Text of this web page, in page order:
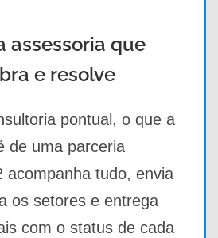
assessoria que
e resolve
pontual, o que a
de uma parceria
acompanha tudo, envia
os setores e entrega
com o status de cada